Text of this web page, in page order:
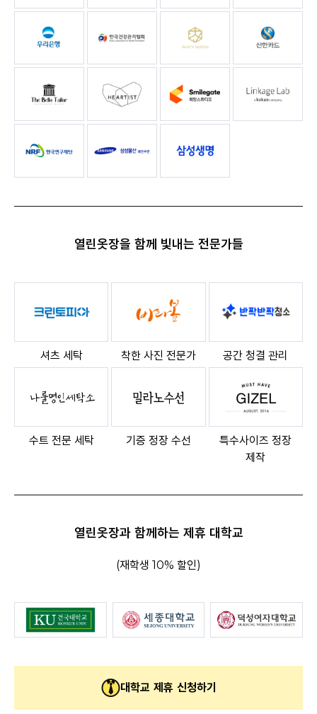
열린옷장을 함께 빛내는 전문가들
셔츠 세탁 착한 사진 전문가 공간 청결 관리
수트 전문 세탁 기증 정장 수선
특수사이즈 정장
제작
열린옷장과 함께하는 제휴 대학교
(재학생 10% 할인)
대학교 제휴 신청하기